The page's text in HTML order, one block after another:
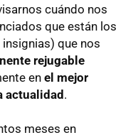
cuándo nos
que están los
que nos
rejugable
enel mejor
actualidad.
meses en